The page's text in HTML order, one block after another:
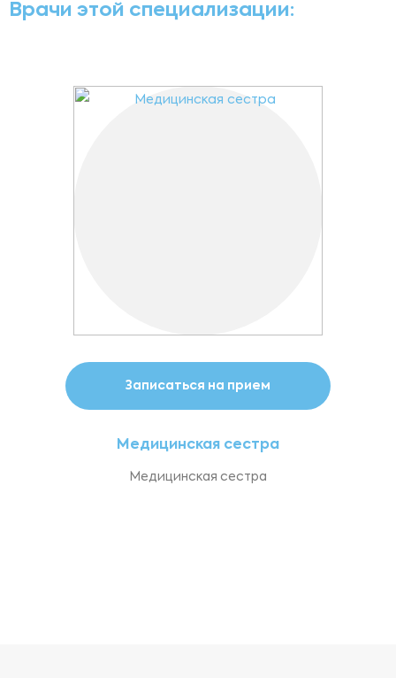
Врачи этой специализации:
Записаться на прием
Медицинская сестра
Медицинская сестра